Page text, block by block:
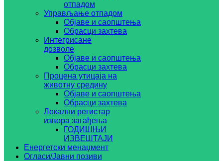
отпадом
Управљање отпадом
Објаве и саопштења
Обрасци захтева
Интегрисане
дозволе
Објаве и саопштења
Обрасци захтева
Процена утицаја на
животну средину
Објаве и саопштења
Обрасци захтева
Локални регистар
извора загађења
ГОДИШЊИ
ИЗВЕШТАЈИ
Енергетски менаџмент
Огласи/Јавни позиви